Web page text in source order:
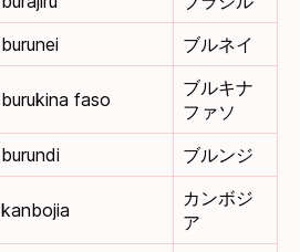
burunei ブルネイ
burukina faso
ブルキナ
ファソ
burundi ブルンジ
kanbojia
カンボジ
ア